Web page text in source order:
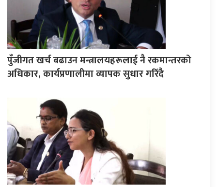
पुँजीगत खर्च बढाउन मन्त्रालयहरूलाई नै रकमान्तरको
अधिकार, कार्यप्रणालीमा व्यापक सुधार गरिँदै